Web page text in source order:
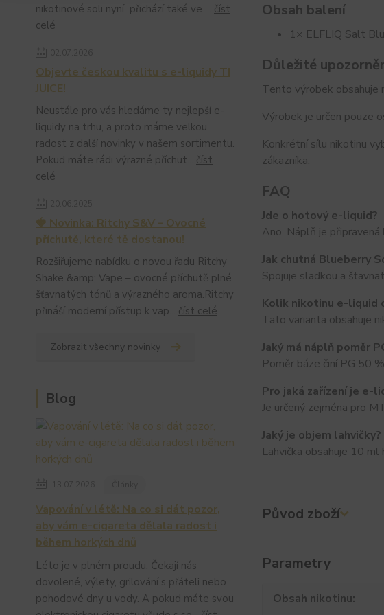
nikotinové soli nyní přichází také ve ... číst
celé
Objevte českou kvalitu s e-liquidy TI
JUICE!
Neustále pro vás hledáme ty nejlepší e-
liquidy na trhu, a proto máme velkou
radost z další novinky v našem sortimentu.
Pokud máte rádi výrazné příchut... číst
celé
🍓 Novinka: Ritchy S&V – Ovocné
příchutě, které tě dostanou!
Rozšiřujeme nabídku o novou řadu Ritchy
Shake &amp; Vape – ovocné příchutě plné
šťavnatých tónů a výrazného aroma.Ritchy
přináší moderní přístup k vap... číst celé
Zobrazit všechny novinky
Blog
Vapování v létě: Na co si dát pozor,
aby vám e-cigareta dělala radost i
během horkých dnů
Léto je v plném proudu. Čekají nás
dovolené, výlety, grilování s přáteli nebo
pohodové dny u vody. A pokud máte svou
Obsah balení
1× ELFLIQ Salt
Důležité
Tento výrobek obsahuje
Výrobek je určen pouze
Konkrétní sílu nikotinu
zákazníka.
FAQ
Jde o hotový e-liquid?
Ano. Náplň je
Jak chutná Blueberry
Spojuje sladkou a
Kolik nikotinu e-liquid
Tato varianta obsahuje
Jaký má náplň poměr
Poměr báze činí PG 50
Pro jaká zařízení je e-
Je určený zejména pro
Jaký je objem lahvičky?
Lahvička obsahuje 10
Původ zboží
Parametry
Obsah nikotinu